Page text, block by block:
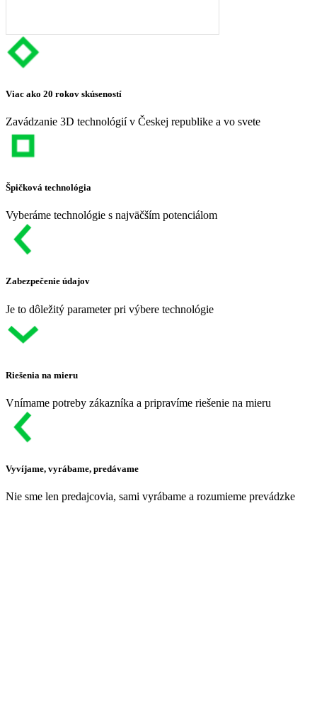
Viac ako 20 rokov skúseností
Zavádzanie 3D technológií v Českej republike a vo svete
Špičková technológia
Vyberáme technológie s najväčším potenciálom
Zabezpečenie údajov
Je to dôležitý parameter pri výbere technológie
Riešenia na mieru
Vnímame potreby zákazníka a pripravíme riešenie na mieru
Vyvíjame, vyrábame, predávame
Nie sme len predajcovia, sami vyrábame a rozumieme prevádzke